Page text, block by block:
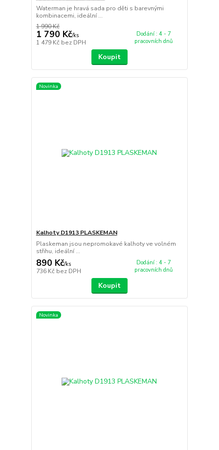
Waterman je hravá sada pro děti s barevnými
kombinacemi, ideální ...
1 990 Kč
1 790 Kč/ks
1 479 Kč bez DPH
Dodání : 4 - 7
pracovních dnů
Koupit
Novinka
Kalhoty D1913 PLASKEMAN
Plaskeman jsou nepromokavé kalhoty ve volném
střihu, ideální ...
890 Kč/ks
736 Kč bez DPH
Dodání : 4 - 7
pracovních dnů
Koupit
Novinka